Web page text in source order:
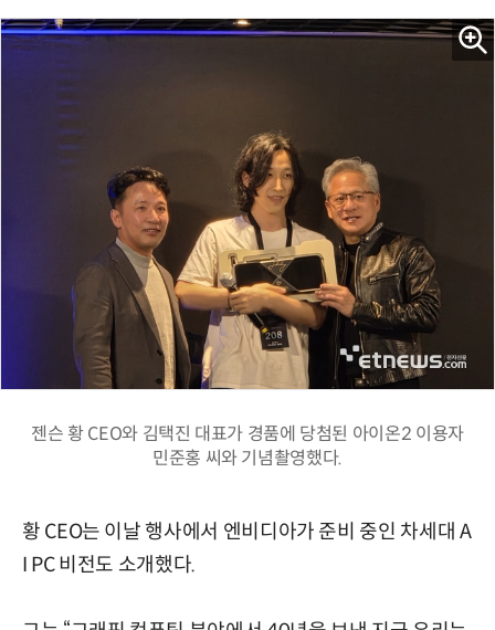
젠슨 황 CEO와 김택진 대표가 경품에 당첨된 아이온2 이용자
민준홍 씨와 기념촬영했다.
황 CEO는 이날 행사에서 엔비디아가 준비 중인 차세대 A
I PC 비전도 소개했다.